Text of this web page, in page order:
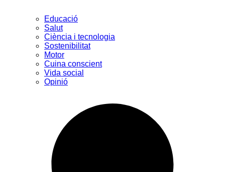
Educació
Salut
Ciència i tecnologia
Sostenibilitat
Motor
Cuina conscient
Vida social
Opinió